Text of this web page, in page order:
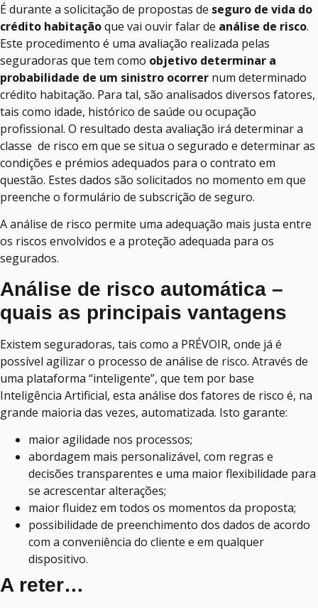
É durante a solicitação de propostas de seguro de vida do
crédito habitaçãoque vai ouvir falar de análise de risco.
Este procedimento é uma avaliação realizada pelas
seguradoras que tem como objetivo determinar a
probabilidade de um sinistro ocorrer num determinado
crédito habitação. Para tal, são analisados diversos fatores,
tais como idade, histórico de saúde ou ocupação
profissional. O resultado desta avaliação irá determinar a
classe de risco em que se situa o segurado e determinar as
condições e prémios adequados para o contrato em
questão. Estes dados são solicitados no momento em que
preenche o formulário de subscrição de seguro.
A análise de risco permite uma adequação mais justa entre
os riscos envolvidos e a proteção adequada para os
segurados.
Análise de risco automática –
quais as principais vantagens
Existem seguradoras, tais como a PRÉVOIR, onde já é
possível agilizar o processo de análise de risco. Através de
uma plataforma “inteligente”, que tem por base
Inteligência Artificial, esta análise dos fatores de risco é, na
grande maioria das vezes, automatizada. Isto garante:
maior agilidade nos processos;
abordagem mais personalizável, com regras e
decisões transparentes e uma maior flexibilidade para
se acrescentar alterações;
maior fluidez em todos os momentos da proposta;
possibilidade de preenchimento dos dados de acordo
com a conveniência do cliente e em qualquer
dispositivo.
A reter…